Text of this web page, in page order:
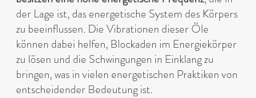
der Lage ist, das energetische System des Körpers
zu beeinflussen. Die Vibrationen dieser Öle
können dabei helfen, Blockaden im Energiekörper
zu lösen und die Schwingungen in Einklang zu
bringen, was in vielen energetischen Praktiken von
entscheidender Bedeutung ist.